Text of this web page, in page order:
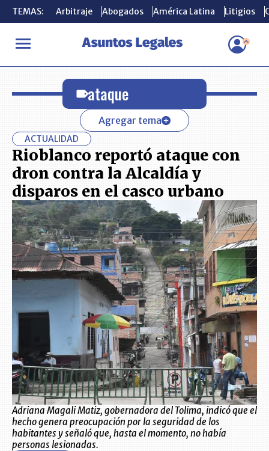
TEMAS: Arbitraje Abogados América Latina Litigios
INICIO ataque
TEMAS: Arbitraje Abogados América Latina Litigios
ataque
Agregar tema
ACTUALIDAD
Rioblanco reportó ataque con
dron contra la Alcaldía y
disparos en el casco urbano
Adriana Magali Matiz, gobernadora del Tolima, indicó que el
hecho genera preocupación por la seguridad de los
habitantes y señaló que, hasta el momento, no había
personas lesionadas.